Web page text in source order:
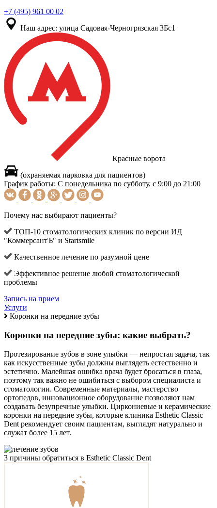
+7 (495) 961 00 02
Наш адрес: улица Садовая-Черногрязская 3Бс1
Красные ворота
(охраняемая парковка для пациентов)
График работы: С понедельника по субботу, с 9:00 до 21:00
Почему нас выбирают пациенты?
ТОП-10 стоматологических клиник по версии ИД
"КоммерсантЪ" и Startsmile
Качественное лечение по разумной цене
Эффективное решение любой стоматологической
проблемы
Запись на прием
Услуги
Коронки на передние зубы
Коронки на передние зубы: какие выбрать?
Протезирование зубов в зоне улыбки — непростая задача, так
как искусственные зубы должны выглядеть естественно и
эстетично. Малейшая ошибка врача будет бросаться в глаза,
поэтому так важно не ошибиться с выбором специалиста и
стоматологии. Современные материалы, мастерство
ортопедов, инновационное оборудование позволяют нам
создавать безупречные улыбки. Циркониевые и керамические
коронки на передние зубы, которые клиника Esthetic Classic
Dent рекомендует своим пациентам, выглядят натурально и
служат более 15 лет.
3 причины обратиться в Esthetic Classic Dent